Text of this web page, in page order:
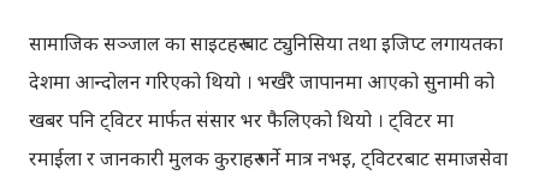
सामाजिक सञ्जाल का साइटहरु बाट ट्युनिसिया तथा इजिप्ट लगायतका
देशमा आन्दोलन गरिएको थियो । भर्खरै जापानमा आएको सुनामी को
खबर पनि ट्विटर मार्फत संसार भर फैलिएको थियो । ट्विटर मा
रमाईला र जानकारी मुलक कुराहरु गर्ने मात्र नभइ, ट्विटरबाट समाजसेवा